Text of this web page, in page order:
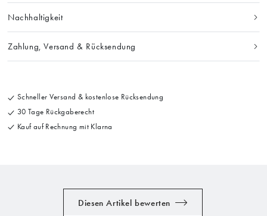
Nachhaltigkeit
Zahlung, Versand & Rücksendung
Schneller Versand & kostenlose Rücksendung
30 Tage Rückgaberecht
Kauf auf Rechnung mit Klarna
Diesen Artikel bewerten